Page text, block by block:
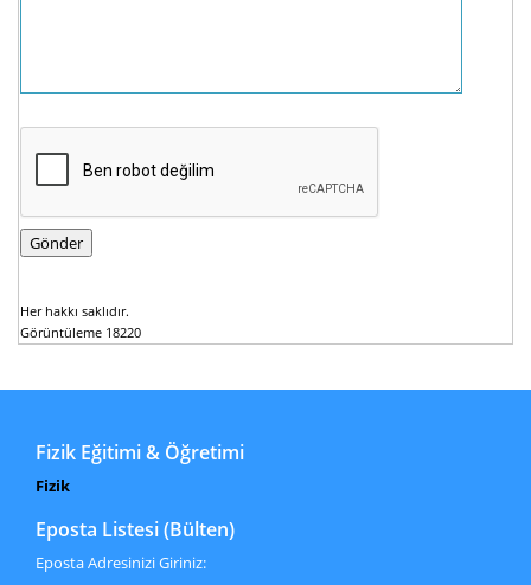
Her hakkı saklıdır.
Görüntüleme 18220
Fizik Eğitimi & Öğretimi
Fizik
Eposta Listesi (Bülten)
Eposta Adresinizi Giriniz: